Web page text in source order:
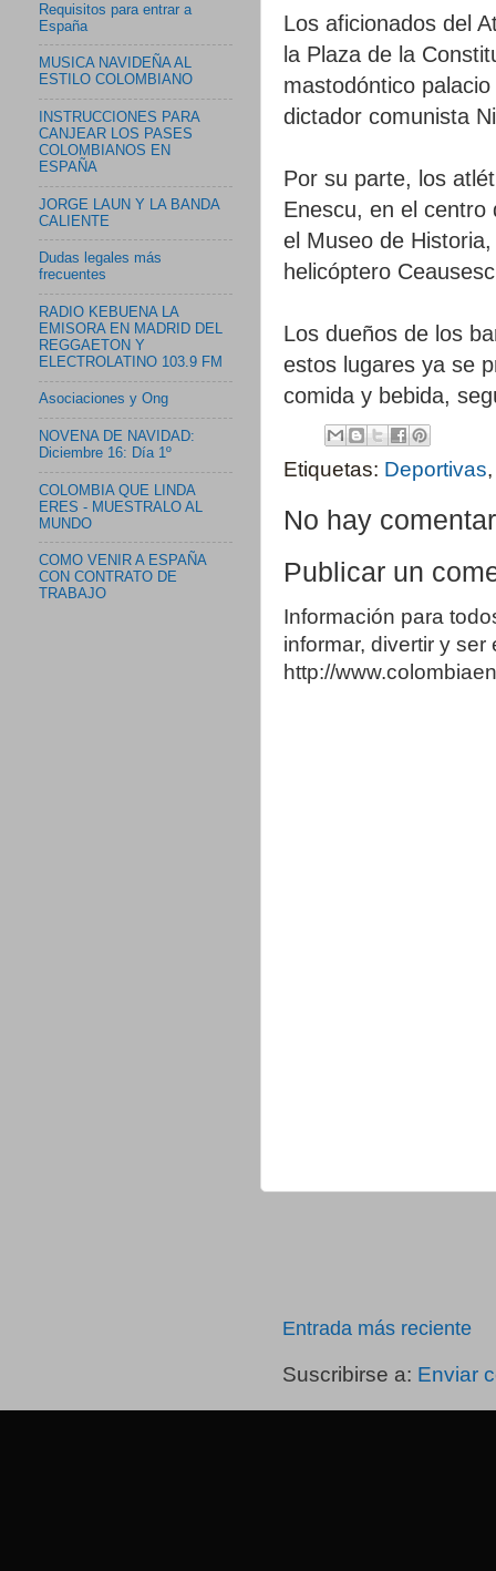
Los aficionados del
la Plaza de la
mastodóntico
dictador comunista
Por su parte, los
Enescu, en el centro
el Museo de
helicóptero
Los dueños de los
estos lugares ya se
comida y bebida,
Etiquetas: Deportivas
No hay
Publicar un
Información para
informar, divertir y
http://
Entrada más reciente
Suscribirse a: Enviar
Requisitos para entrar a
España
MUSICA NAVIDEÑA AL
ESTILO COLOMBIANO
INSTRUCCIONES PARA
CANJEAR LOS PASES
COLOMBIANOS EN
ESPAÑA
JORGE LAUN Y LA BANDA
CALIENTE
Dudas legales más
frecuentes
RADIO KEBUENA LA
EMISORA EN MADRID DEL
REGGAETON Y
ELECTROLATINO 103.9 FM
Asociaciones y Ong
NOVENA DE NAVIDAD:
Diciembre 16: Día 1º
COLOMBIA QUE LINDA
ERES - MUESTRALO AL
MUNDO
COMO VENIR A ESPAÑA
CON CONTRATO DE
TRABAJO